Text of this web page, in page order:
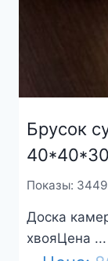
Брусок
Показы:
Доска
хвояЦена ...